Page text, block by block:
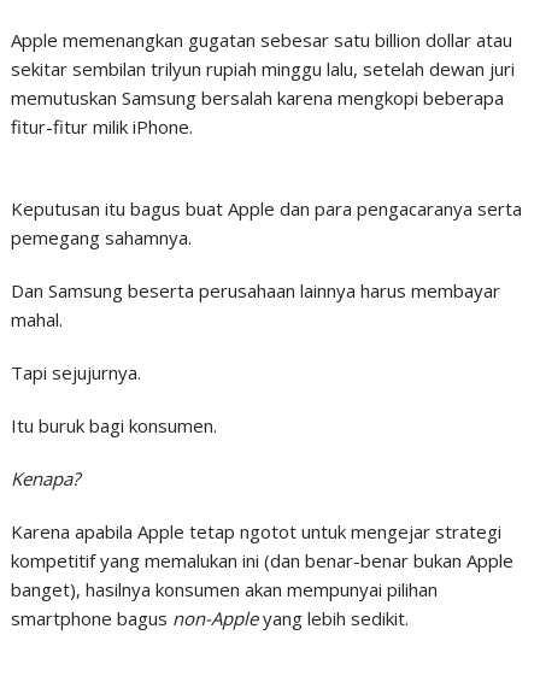
Apple memenangkan gugatan sebesar satu billion dollar atau
sekitar sembilan trilyun rupiah minggu lalu, setelah dewan juri
memutuskan Samsung bersalah karena mengkopi beberapa
fitur-fitur milik iPhone.
Keputusan itu bagus buat Apple dan para pengacaranya serta
pemegang sahamnya.
Dan Samsung beserta perusahaan lainnya harus membayar
mahal.
Tapi sejujurnya.
Itu buruk bagi konsumen.
Kenapa?
Karena apabila Apple tetap ngotot untuk mengejar strategi
kompetitif yang memalukan ini (dan benar-benar bukan Apple
banget), hasilnya konsumen akan mempunyai pilihan
smartphone bagus non-Appleyang lebih sedikit.